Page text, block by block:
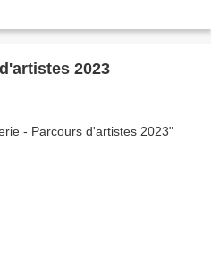
2023